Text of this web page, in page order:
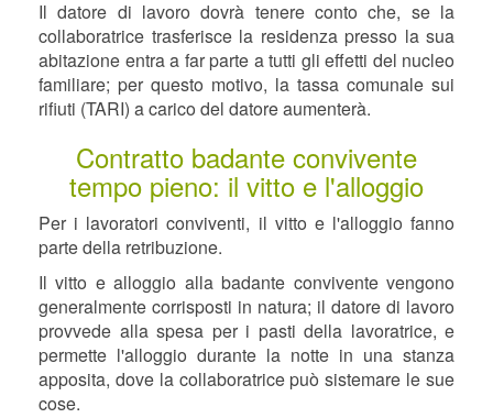
Il datore di lavoro dovrà tenere conto che, se la
collaboratrice trasferisce la residenza presso la sua
abitazione entra a far parte a tutti gli effetti del nucleo
familiare; per questo motivo, la tassa comunale sui
rifiuti (TARI) a carico del datore aumenterà.
Contratto badante convivente
tempo pieno: il vitto e l'alloggio
Per i lavoratori conviventi, il vitto e l'alloggio fanno
parte della retribuzione.
Il vitto e alloggio alla badante convivente vengono
generalmente corrisposti in natura; il datore di lavoro
provvede alla spesa per i pasti della lavoratrice, e
permette l'alloggio durante la notte in una stanza
apposita, dove la collaboratrice può sistemare le sue
cose.